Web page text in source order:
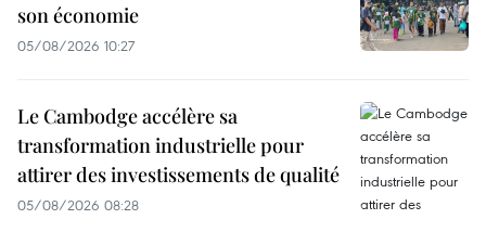
son économie
05/08/2026 10:27
Le Cambodge accélère sa
transformation industrielle pour
attirer des investissements de qualité
05/08/2026 08:28